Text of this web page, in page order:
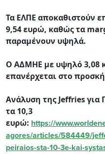
Τα ΕΛΠΕ αποκαθιστούν
9,54 ευρώ, καθώς τα
παραμένουν υψηλά.
Ο ΑΔΜΗΕ με υψηλό 3,08
επανέρχεται στο
Ανάλυση της Jeffries για
τα 10,3
ευρώ: https://
agores/articles/584449/
peiraios-sta-10-3e-kai-